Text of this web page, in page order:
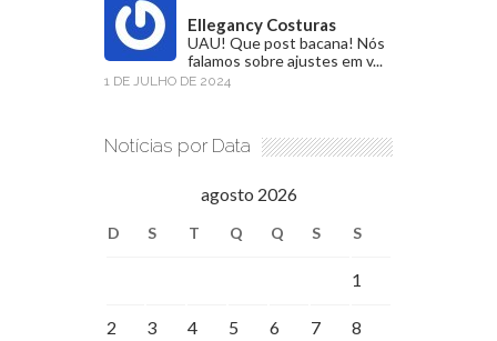
Ellegancy Costuras
UAU! Que post bacana! Nós
falamos sobre ajustes em v...
1 DE JULHO DE 2024
Notícias por Data
agosto 2026
D S T Q Q S S
1
2 3 4 5 6 7 8